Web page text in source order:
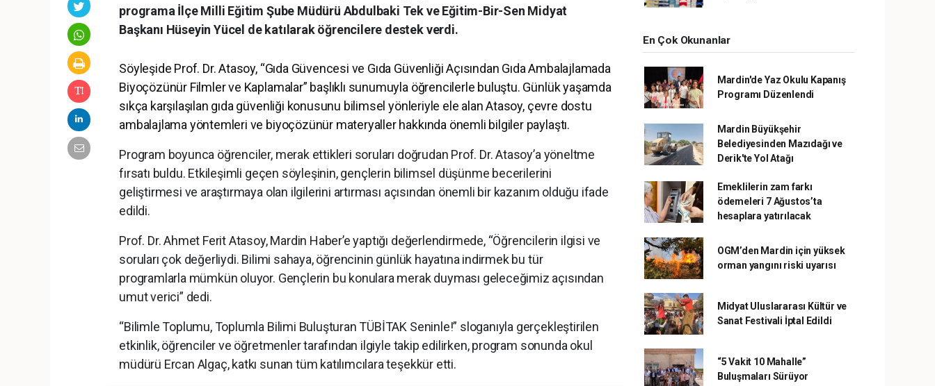
programa İlçe Milli Eğitim Şube Müdürü Abdulbaki Tek ve Eğitim-Bir-Sen Midyat
Başkanı Hüseyin Yücel de katılarak öğrencilere destek verdi.
Söyleşide Prof. Dr. Atasoy, “Gıda Güvencesi ve Gıda Güvenliği Açısından Gıda Ambalajlamada
Biyoçözünür Filmler ve Kaplamalar” başlıklı sunumuyla öğrencilerle buluştu. Günlük yaşamda
sıkça karşılaşılan gıda güvenliği konusunu bilimsel yönleriyle ele alan Atasoy, çevre dostu
ambalajlama yöntemleri ve biyoçözünür materyaller hakkında önemli bilgiler paylaştı.
Program boyunca öğrenciler, merak ettikleri soruları doğrudan Prof. Dr. Atasoy’a yöneltme
fırsatı buldu. Etkileşimli geçen söyleşinin, gençlerin bilimsel düşünme becerilerini
geliştirmesi ve araştırmaya olan ilgilerini artırması açısından önemli bir kazanım olduğu ifade
edildi.
Prof. Dr. Ahmet Ferit Atasoy, Mardin Haber’e yaptığı değerlendirmede, “Öğrencilerin ilgisi ve
soruları çok değerliydi. Bilimi sahaya, öğrencinin günlük hayatına indirmek bu tür
programlarla mümkün oluyor. Gençlerin bu konulara merak duyması geleceğimiz açısından
umut verici” dedi.
“Bilimle Toplumu, Toplumla Bilimi Buluşturan TÜBİTAK Seninle!” sloganıyla gerçekleştirilen
etkinlik, öğrenciler ve öğretmenler tarafından ilgiyle takip edilirken, program sonunda okul
müdürü Ercan Algaç, katkı sunan tüm katılımcılara teşekkür etti.
En Çok Okunanlar
Mardin'de Yaz Okulu Kapanış
Programı Düzenlendi
Mardin Büyükşehir
Belediyesinden Mazıdağı ve
Derik'te Yol Atağı
Emeklilerin zam farkı
ödemeleri 7 Ağustos’ta
hesaplara yatırılacak
OGM’den Mardin için yüksek
orman yangını riski uyarısı
Midyat Uluslararası Kültür ve
Sanat Festivali İptal Edildi
“5 Vakit 10 Mahalle”
Buluşmaları Sürüyor